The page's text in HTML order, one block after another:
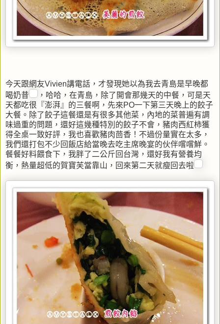
今天跟網友Vivien講電話，才發現她以為我去青島是早晚都
喝奶昔
，哈哈，在青島，除了開會那幾天的中餐，可是天
天都吃很『澎湃』的三餐啊，先來PO一下第三天晚上的餃子
大餐。除了餃子這餐還是有很多其他菜，內地的菜普遍有調
味過重的問題，還好這幾種特別的餃子不會，豬肉西紅柿獲
得全桌一致好評，我也喜歡豬肉茴香！不過份量實在太多，
我們還打包不少回飯店給當晚去吃主席晚宴的伙伴嚐嚐鮮。
餐餐好料餵食下，我胖了二公斤回台灣，還好我有營養均
衡，熱量超低的賀寶芙當靠山，回來第二天就瘦回去啦